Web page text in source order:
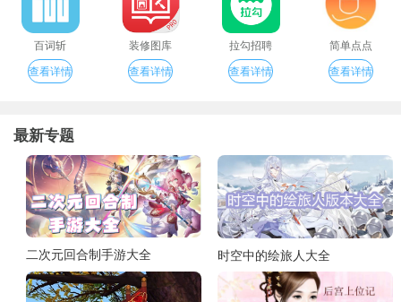
百词斩
查看详情
装修图库
查看详情
拉勾招聘
查看详情
简单点点
查看详情
最新专题
二次元回合制手游大全 时空中的绘旅人大全